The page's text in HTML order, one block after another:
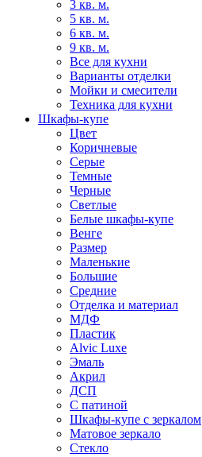
3 кв. м.
5 кв. м.
6 кв. м.
9 кв. м.
Все для кухни
Варианты отделки
Мойки и смесители
Техника для кухни
Шкафы-купе
Цвет
Коричневые
Серые
Темные
Черные
Светлые
Белые шкафы-купе
Венге
Размер
Маленькие
Большие
Средние
Отделка и материал
МДФ
Пластик
Alvic Luxe
Эмаль
Акрил
ДСП
С патиной
Шкафы-купе с зеркалом
Матовое зеркало
Стекло